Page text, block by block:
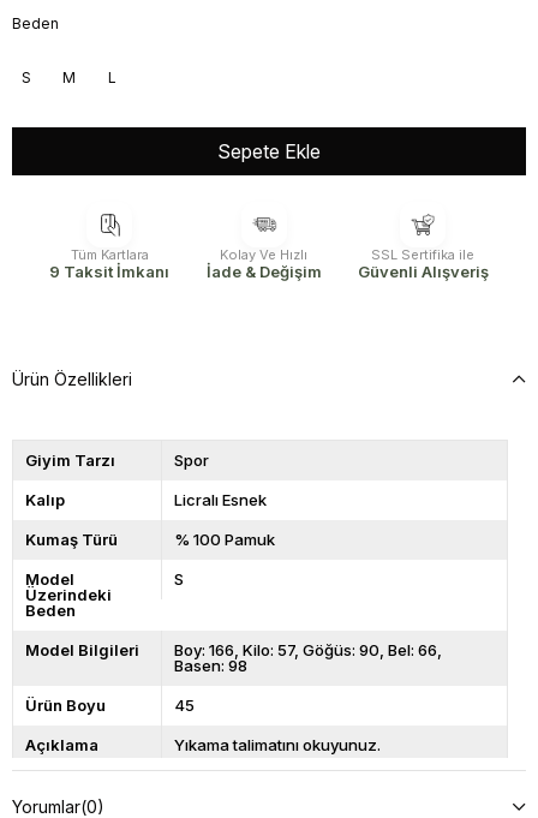
Beden
S M L
Tüm Kartlara
9 Taksit İmkanı
Kolay Ve Hızlı
İade & Değişim
SSL Sertifika ile
Güvenli Alışveriş
Ürün Özellikleri
Giyim Tarzı Spor
Kalıp Licralı Esnek
Kumaş Türü % 100 Pamuk
Model
Üzerindeki
Beden
S
Model Bilgileri
Boy: 166, Kilo: 57, Göğüs: 90, Bel: 66,
Basen: 98
Ürün Boyu 45
Açıklama Yıkama talimatını okuyunuz.
Yorumlar(0)